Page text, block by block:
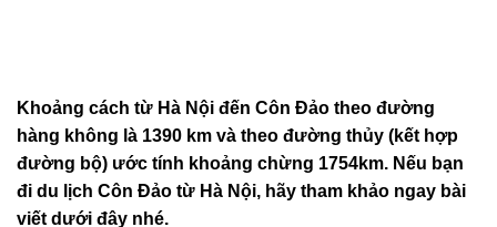
Khoảng cách từ Hà Nội đến Côn Đảo theo đường
hàng không là 1390 km và theo đường thủy (kết hợp
đường bộ) ước tính khoảng chừng 1754km. Nếu bạn
đi du lịch Côn Đảo từ Hà Nội, hãy tham khảo ngay bài
viết dưới đây nhé.